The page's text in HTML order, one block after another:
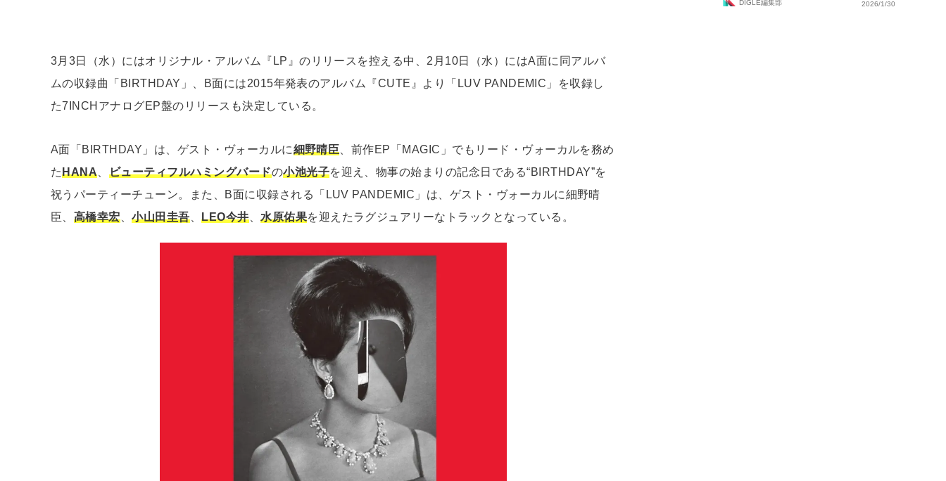
3月3日（水）にはオリジナル・アルバム『LP』のリリースを控える中、2月10日（水）にはA面に同アルバ
ムの収録曲「BIRTHDAY」、B面には2015年発表のアルバム『CUTE』より「LUV PANDEMIC」を収録し
た7INCHアナログEP盤のリリースも決定している。
A面「BIRTHDAY」は、ゲスト・ヴォーカルに細野晴臣 、前作EP「MAGIC」でもリード・ヴォーカルを務め
たHANA ビューティフルハミングバードの小池光子を迎え、物事の始まりの記念日である“BIRTHDAY”を
祝うパーティーチューン。また、B面に収録される「LUV PANDEMIC」は、ゲスト・ヴォーカルに細野晴
臣、 高橋幸宏、小山田圭吾、LEO今井、水原佑果を迎えたラグジュアリーなトラックとなっている。
DIGLE編集部 2026/1/30